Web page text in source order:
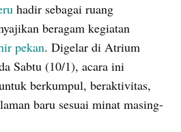
hadir sebagai ruang
beragam kegiatan
pekan. Digelar di Atrium
Sabtu (10/1), acara ini
berkumpul, beraktivitas,
baru sesuai minat masing-